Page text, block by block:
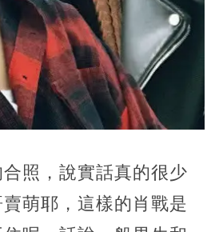
照，說實話真的很少
萌耶，這樣的肖戰是